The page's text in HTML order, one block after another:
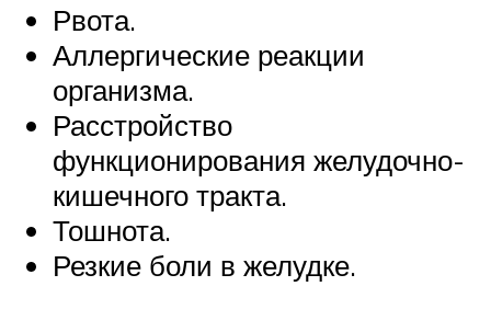
Рвота.
Аллергические реакции
организма.
Расстройство
функционирования желудочно-
кишечного тракта.
Тошнота.
Резкие боли в желудке.